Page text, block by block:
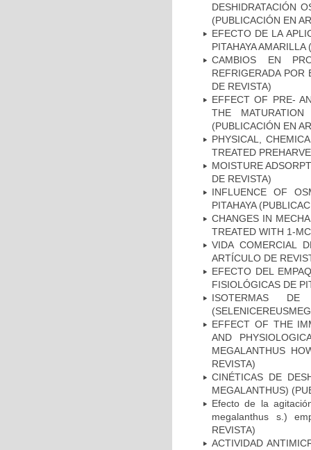
DESHIDRATACIÓN
(PUBLICACIÓN EN
EFECTO DE LA
PITAHAYA
CAMBIOS EN
REFRIGERADA POR
DE REVISTA)
EFFECT OF PRE-
THE
(PUBLICACIÓN EN
PHYSICAL,
TREATED
MOISTURE
DE REVISTA)
INFLUENCE OF
PITAHAYA
CHANGES IN
TREATED WITH 1-
VIDA COMERCIAL
ARTÍCULO DE
EFECTO DEL
FISIOLÓGICAS DE
ISOTERMAS
EFFECT OF THE
AND
MEGALANTHUS
REVISTA)
CINÉTICAS DE
MEGALANTHUS)
Efecto de la
megalanthus s.)
REVISTA)
ACTIVIDAD